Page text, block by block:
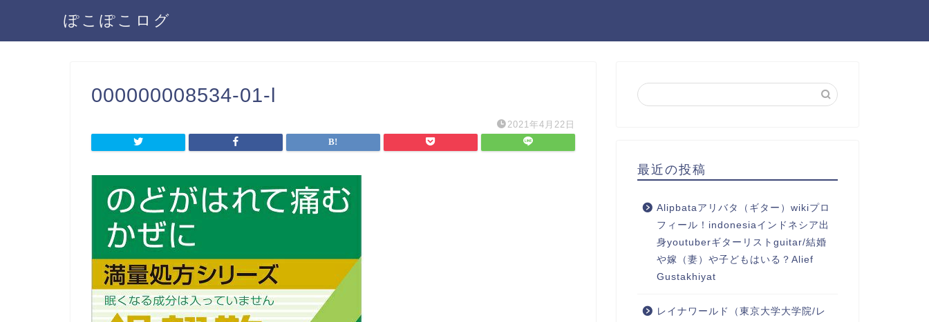
ぽこぽこログ
000000008534-01-l
2021年4月22日
最近の投稿
Alipbataアリバタ（ギター）wikiプロ
フィール！indonesiaインドネシア出
身youtuberギターリストguitar/結婚
や嫁（妻）や子どもはいる？Alief
Gustakhiyat
レイナワールド（東京大学大学院/レ